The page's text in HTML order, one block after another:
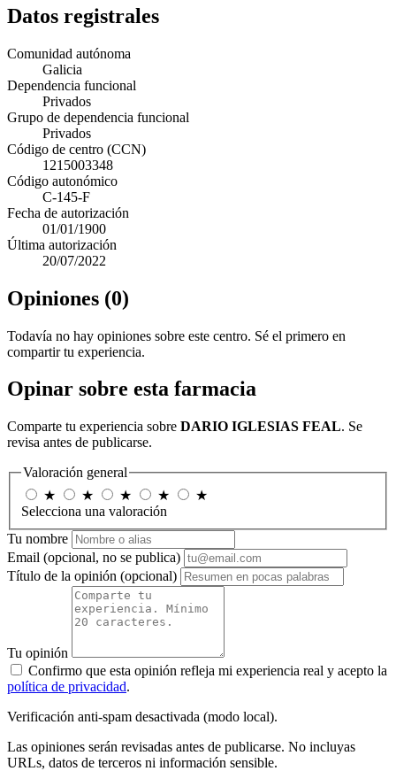
Datos registrales
Comunidad autónoma
Galicia
Dependencia funcional
Privados
Grupo de dependencia funcional
Privados
Código de centro (CCN)
1215003348
Código autonómico
C-145-F
Fecha de autorización
01/01/1900
Última autorización
20/07/2022
Opiniones (0)
Todavía no hay opiniones sobre este centro. Sé el primero en
compartir tu experiencia.
Opinar sobre esta farmacia
Comparte tu experiencia sobre DARIO IGLESIAS FEAL. Se
revisa antes de publicarse.
Valoración general
★
★ ★ ★
★
Selecciona una valoración
Tu nombre
Email (opcional, no se publica)
Título de la opinión (opcional)
Tu opinión
Confirmo que esta opinión refleja mi experiencia real y acepto la
política de privacidad.
Verificación anti-spam desactivada (modo local).
Las opiniones serán revisadas antes de publicarse. No incluyas
URLs, datos de terceros ni información sensible.